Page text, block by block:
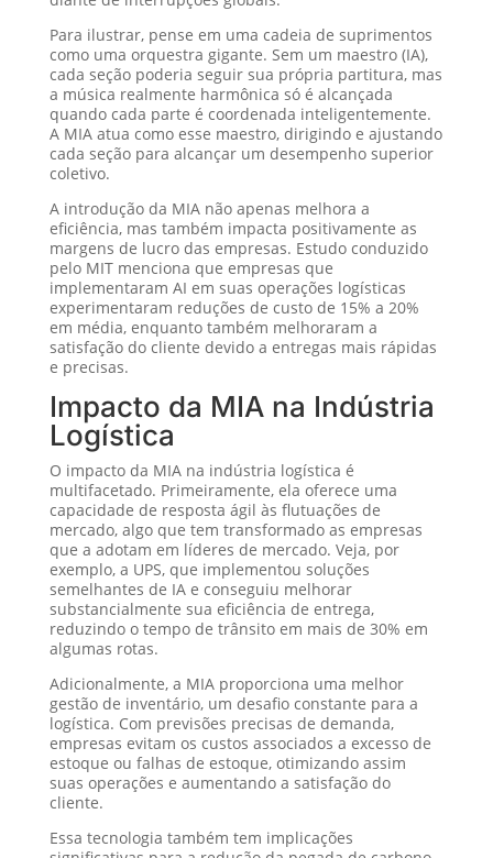
Para ilustrar, pense em uma cadeia de suprimentos
como uma orquestra gigante. Sem um maestro (IA),
cada seção poderia seguir sua própria partitura, mas
a música realmente harmônica só é alcançada
quando cada parte é coordenada inteligentemente.
A MIA atua como esse maestro, dirigindo e ajustando
cada seção para alcançar um desempenho superior
coletivo.
A introdução da MIA não apenas melhora a
eficiência, mas também impacta positivamente as
margens de lucro das empresas. Estudo conduzido
pelo MIT menciona que empresas que
implementaram AI em suas operações logísticas
experimentaram reduções de custo de 15% a 20%
em média, enquanto também melhoraram a
satisfação do cliente devido a entregas mais rápidas
e precisas.
Impacto da MIA na Indústria
Logística
O impacto da MIA na indústria logística é
multifacetado. Primeiramente, ela oferece uma
capacidade de resposta ágil às flutuações de
mercado, algo que tem transformado as empresas
que a adotam em líderes de mercado. Veja, por
exemplo, a UPS, que implementou soluções
semelhantes de IA e conseguiu melhorar
substancialmente sua eficiência de entrega,
reduzindo o tempo de trânsito em mais de 30% em
algumas rotas.
Adicionalmente, a MIA proporciona uma melhor
gestão de inventário, um desafio constante para a
logística. Com previsões precisas de demanda,
empresas evitam os custos associados a excesso de
estoque ou falhas de estoque, otimizando assim
suas operações e aumentando a satisfação do
cliente.
Essa tecnologia também tem implicações